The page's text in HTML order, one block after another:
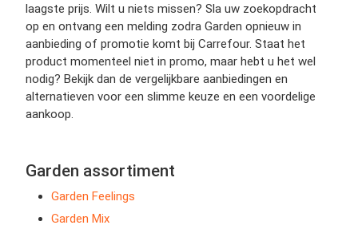
laagste prijs. Wilt u niets missen? Sla uw zoekopdracht
op en ontvang een melding zodra Garden opnieuw in
aanbieding of promotie komt bij Carrefour. Staat het
product momenteel niet in promo, maar hebt u het wel
nodig? Bekijk dan de vergelijkbare aanbiedingen en
alternatieven voor een slimme keuze en een voordelige
aankoop.
Garden assortiment
Garden Feelings
Garden Mix